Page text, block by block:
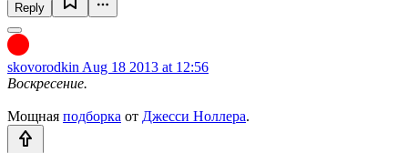
Reply
skovorodkin Aug 18 2013 at 12:56
Воскресение.
Мощная подборка от Джесси Ноллера.